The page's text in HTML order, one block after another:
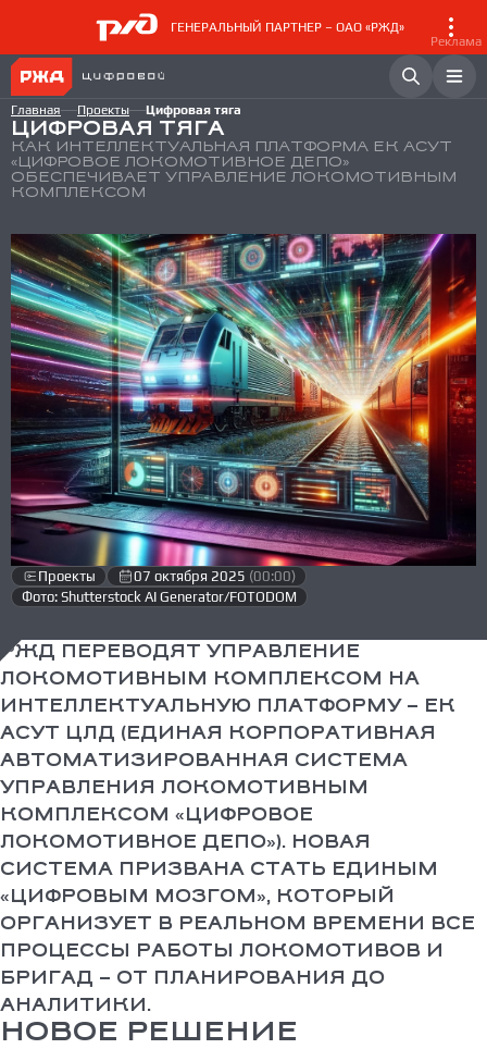
ГЕНЕРАЛЬНЫЙ ПАРТНЕР – ОАО «РЖД»
Реклама
Главная Проекты Цифровая тяга
ЦИФРОВАЯ ТЯГА
КАК ИНТЕЛЛЕКТУАЛЬНАЯ ПЛАТФОРМА ЕК АСУТ
«ЦИФРОВОЕ ЛОКОМОТИВНОЕ ДЕПО»
ОБЕСПЕЧИВАЕТ УПРАВЛЕНИЕ ЛОКОМОТИВНЫМ
КОМПЛЕКСОМ
Проекты 07 октября 2025 (00:00)
Фото: Shutterstock AI Generator/FOTODOM
РЖД ПЕРЕВОДЯТ УПРАВЛЕНИЕ
ЛОКОМОТИВНЫМ КОМПЛЕКСОМ НА
ИНТЕЛЛЕКТУАЛЬНУЮ ПЛАТФОРМУ – ЕК
АСУТ ЦЛД (ЕДИНАЯ КОРПОРАТИВНАЯ
АВТОМАТИЗИРОВАННАЯ СИСТЕМА
УПРАВЛЕНИЯ ЛОКОМОТИВНЫМ
КОМПЛЕКСОМ «ЦИФРОВОЕ
ЛОКОМОТИВНОЕ ДЕПО»). НОВАЯ
СИСТЕМА ПРИЗВАНА СТАТЬ ЕДИНЫМ
«ЦИФРОВЫМ МОЗГОМ», КОТОРЫЙ
ОРГАНИЗУЕТ В РЕАЛЬНОМ ВРЕМЕНИ ВСЕ
ПРОЦЕССЫ РАБОТЫ ЛОКОМОТИВОВ И
БРИГАД – ОТ ПЛАНИРОВАНИЯ ДО
АНАЛИТИКИ.
НОВОЕ РЕШЕНИЕ